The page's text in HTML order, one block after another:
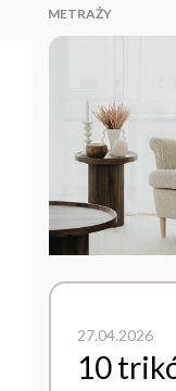
METRAŻY
27.04.2026
10